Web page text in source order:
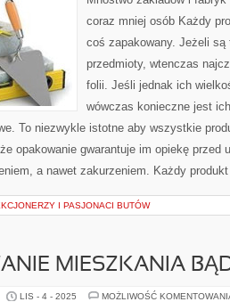
coraz mniej osób Każdy
coś zapakowany. Jeżeli są
przedmioty, wtenczas
folii. Jeśli jednak ich
wówczas konieczne jest
To niezwykle istotne aby wszystkie
opakowanie gwarantuje im opiekę przed
a nawet zakurzeniem. Każdy
I PASJONACI BUTÓW
MIESZKANIA
LIS - 4 - 2025 MOŻLIWOŚĆ